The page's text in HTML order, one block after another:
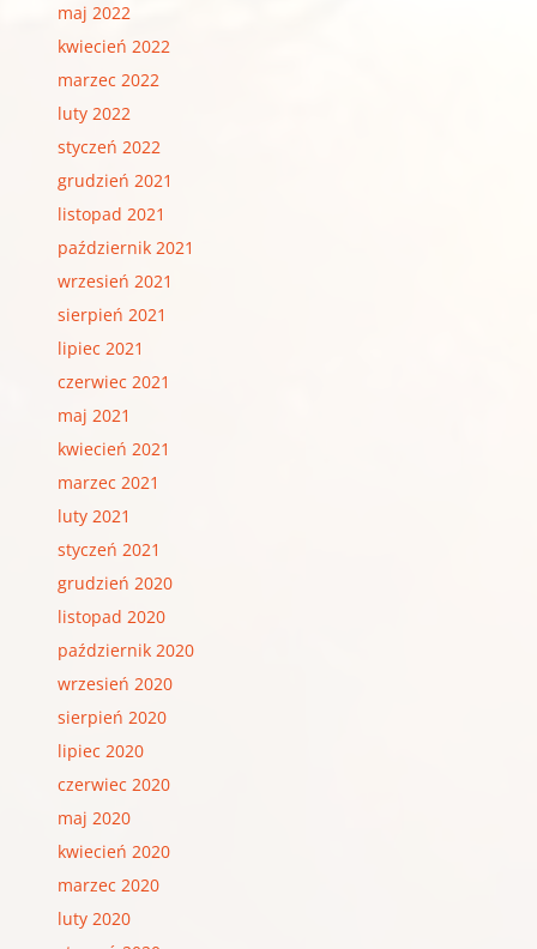
maj 2022
kwiecień 2022
marzec 2022
luty 2022
styczeń 2022
grudzień 2021
listopad 2021
październik 2021
wrzesień 2021
sierpień 2021
lipiec 2021
czerwiec 2021
maj 2021
kwiecień 2021
marzec 2021
luty 2021
styczeń 2021
grudzień 2020
listopad 2020
październik 2020
wrzesień 2020
sierpień 2020
lipiec 2020
czerwiec 2020
maj 2020
kwiecień 2020
marzec 2020
luty 2020